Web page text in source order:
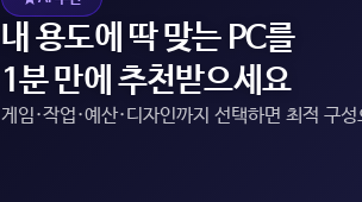
내 용도에 딱 맞는 PC를
1분 만에 추천받으세요
게임·작업·예산·디자인까지 선택하면 최적 구